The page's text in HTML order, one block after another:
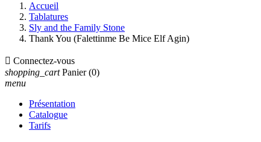
Accueil
Tablatures
Sly and the Family Stone
Thank You (Falettinme Be Mice Elf Agin)
 Connectez-vous
shopping_cart Panier (0)
menu
Présentation
Catalogue
Tarifs